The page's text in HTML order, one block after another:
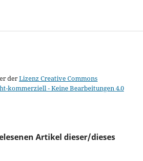
derLizenz Creative Commons
kommerziell - Keine Bearbeitungen 4.0
Artikel dieser/dieses